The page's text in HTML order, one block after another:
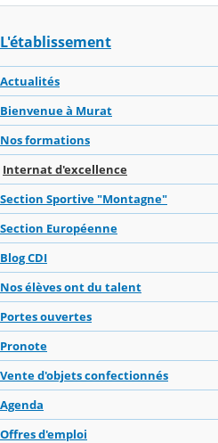
L'établissement
Actualités
Bienvenue à Murat
Nos formations
Internat d'excellence
Section Sportive "Montagne"
Section Européenne
Blog CDI
Nos élèves ont du talent
Portes ouvertes
Pronote
Vente d'objets confectionnés
Agenda
Offres d'emploi